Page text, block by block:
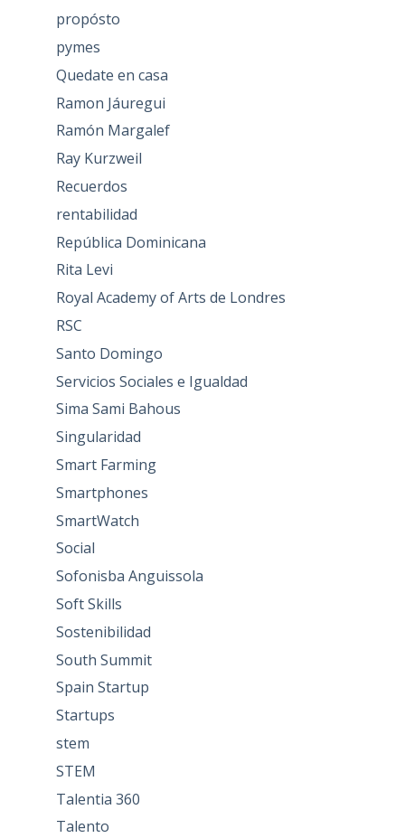
propósto
pymes
Quedate en casa
Ramon Jáuregui
Ramón Margalef
Ray Kurzweil
Recuerdos
rentabilidad
República Dominicana
Rita Levi
Royal Academy of Arts de Londres
RSC
Santo Domingo
Servicios Sociales e Igualdad
Sima Sami Bahous
Singularidad
Smart Farming
Smartphones
SmartWatch
Social
Sofonisba Anguissola
Soft Skills
Sostenibilidad
South Summit
Spain Startup
Startups
stem
STEM
Talentia 360
Talento